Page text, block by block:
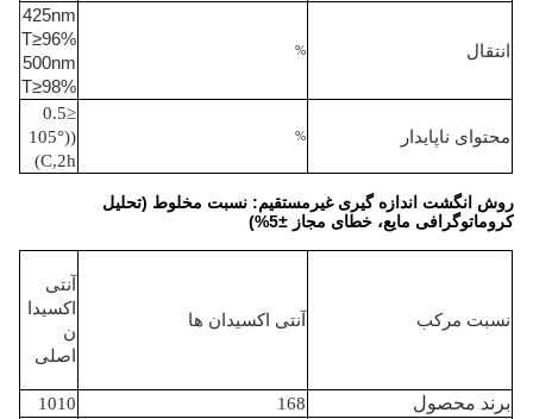
انتقال %
425nm
T≥96%
500nm
T≥98%
محتوای ناپایدار %
≤0.5
((105°
C,2h)
روش انگشت اندازه گیری غیرمستقیم: نسبت مخلوط (تحلیل
کروماتوگرافی مایع، خطای مجاز ±5%)
نسبت مرکب آنتی اکسیدان ها
آنتی
اکسیدا
ن
اصلی
برند محصول 168
1010